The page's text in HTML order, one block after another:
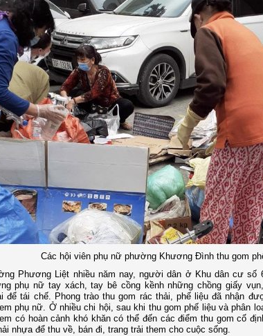
Các hội viên phụ nữ phường Khương Đình thu gom
Phương Liệt nhiều năm nay, người dân ở Khu dân cư số
phụ nữ tay xách, tay bê cồng kềnh những chồng giấy
để tái chế. Phong trào thu gom rác thải, phế liệu đã nhận
phụ nữ. Ở nhiều chi hội, sau khi thu gom phế liệu và phân
có hoàn cảnh khó khăn có thể đến các điểm thu gom cố
nhựa để thu về, bán đi, trang trải them cho cuộc sống.